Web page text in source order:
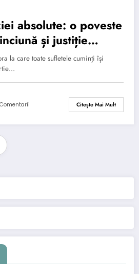
absolute: o poveste
și justiție
la care toate sufletele cuminți își
Citește Mai Mult